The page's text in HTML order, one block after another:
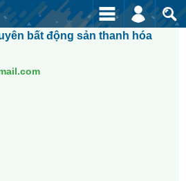
bất động sản thanh hóa